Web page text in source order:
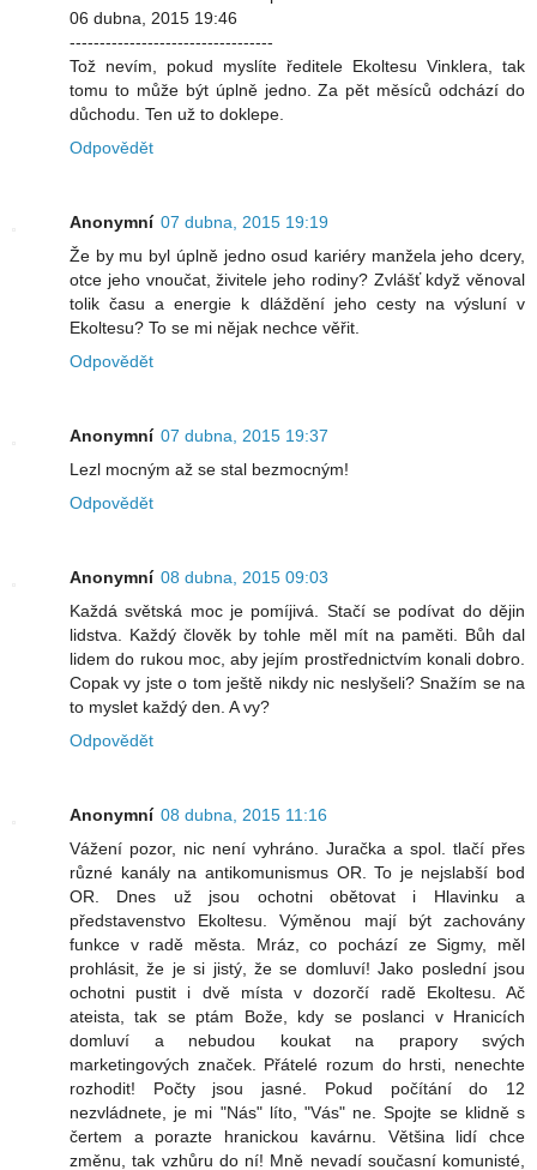
06 dubna, 2015 19:46
----------------------------------
Tož nevím, pokud myslíte ředitele Ekoltesu Vinklera, tak
tomu to může být úplně jedno. Za pět měsíců odchází do
důchodu. Ten už to doklepe.
Odpovědět
Anonymní 07 dubna, 2015 19:19
Že by mu byl úplně jedno osud kariéry manžela jeho dcery,
otce jeho vnoučat, živitele jeho rodiny? Zvlášť když věnoval
tolik času a energie k dláždění jeho cesty na výsluní v
Ekoltesu? To se mi nějak nechce věřit.
Odpovědět
Anonymní 07 dubna, 2015 19:37
Lezl mocným až se stal bezmocným!
Odpovědět
Anonymní 08 dubna, 2015 09:03
Každá světská moc je pomíjivá. Stačí se podívat do dějin
lidstva. Každý člověk by tohle měl mít na paměti. Bůh dal
lidem do rukou moc, aby jejím prostřednictvím konali dobro.
Copak vy jste o tom ještě nikdy nic neslyšeli? Snažím se na
to myslet každý den. A vy?
Odpovědět
Anonymní 08 dubna, 2015 11:16
Vážení pozor, nic není vyhráno. Juračka a spol. tlačí přes
různé kanály na antikomunismus OR. To je nejslabší bod
OR. Dnes už jsou ochotni obětovat i Hlavinku a
představenstvo Ekoltesu. Výměnou mají být zachovány
funkce v radě města. Mráz, co pochází ze Sigmy, měl
prohlásit, že je si jistý, že se domluví! Jako poslední jsou
ochotni pustit i dvě místa v dozorčí radě Ekoltesu. Ač
ateista, tak se ptám Bože, kdy se poslanci v Hranicích
domluví a nebudou koukat na prapory svých
marketingových značek. Přátelé rozum do hrsti, nenechte
rozhodit! Počty jsou jasné. Pokud počítání do 12
nezvládnete, je mi "Nás" líto, "Vás" ne. Spojte se klidně s
čertem a porazte hranickou kavárnu. Většina lidí chce
změnu, tak vzhůru do ní! Mně nevadí současní komunisté,